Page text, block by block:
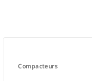
Compacteurs